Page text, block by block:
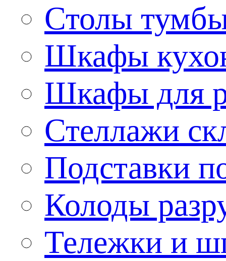
Столы
Шкафы
Шкафы для
Стеллажи
Подставки
Колоды
Тележки и